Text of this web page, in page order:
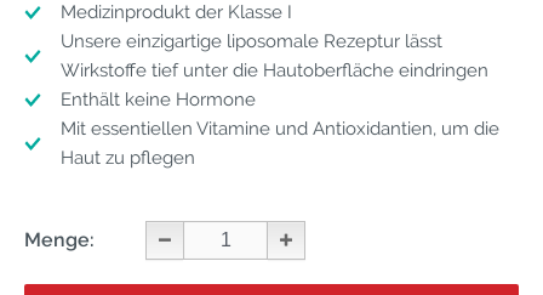
Medizinprodukt der Klasse I
Unsere einzigartige liposomale Rezeptur lässt
Wirkstoffe tief unter die Hautoberfläche eindringen
Enthält keine Hormone
Mit essentiellen Vitamine und Antioxidantien, um die
Haut zu pflegen
Menge: